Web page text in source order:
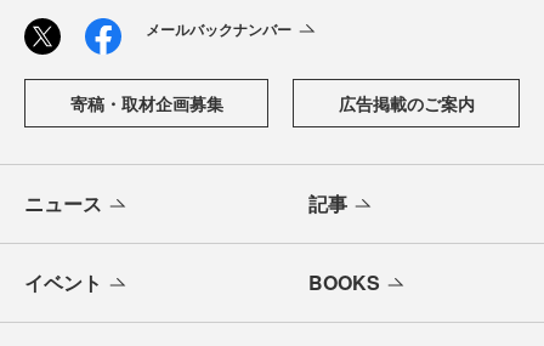
メールバックナンバー
寄稿・取材企画募集 広告掲載のご案内
ニュース 記事
イベント BOOKS